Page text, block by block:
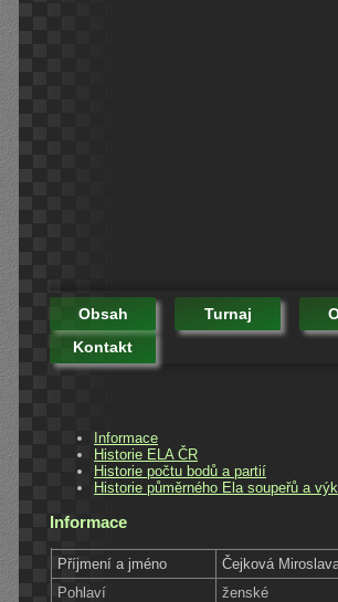
Obsah Turnaj
Kontakt
Informace
Historie ELA ČR
Historie počtu bodů a partií
Historie půměrného Ela soupeřů a
Informace
Příjmení a jméno
Čejková
Pohlaví
ženské